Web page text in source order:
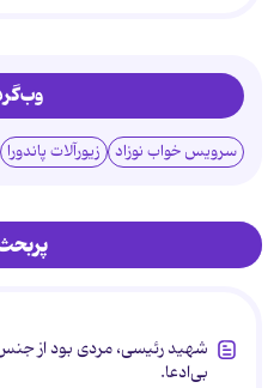
سرویس خواب نوزاد زیورآلات پاندورا
شهید رئیسی، مردی بود از
بی‌ادعا.